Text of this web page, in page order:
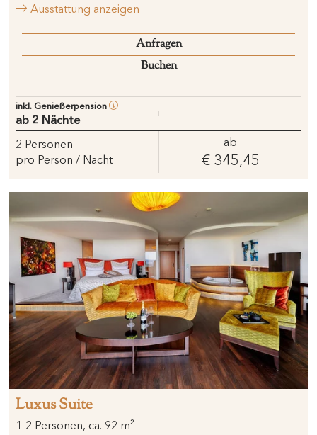
Ausstattung anzeigen
Anfragen
Buchen
inkl. Genießerpension
ab 2 Nächte
2 Personen
pro Person / Nacht
ab
€ 345,45
Luxus Suite
1-2 Personen, ca. 92 m²